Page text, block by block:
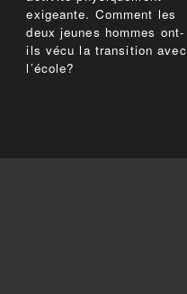
exigeante. Comment les
deux jeunes hommes ont-
ils vécu la transition avec
l’école?